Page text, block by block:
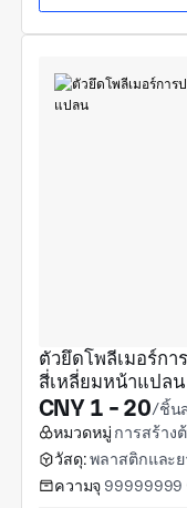
ตัวยึดโพลีเมอร์ก
สี่เหลี่ยมหน้าแปลน
CNY 1 - 20/ชิ้น
หมวดหมู่ การสร้างต้
วัสดุ: พลาสติกและย
ความจุ